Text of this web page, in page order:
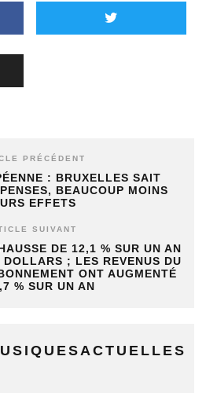
PRÉCÉDENT
: BRUXELLES SAIT
BEAUCOUP MOINS
EFFETS
SUIVANT
DE 12,1 % SUR UN AN
; LES REVENUS DU
ONT AUGMENTÉ
% SUR UN AN